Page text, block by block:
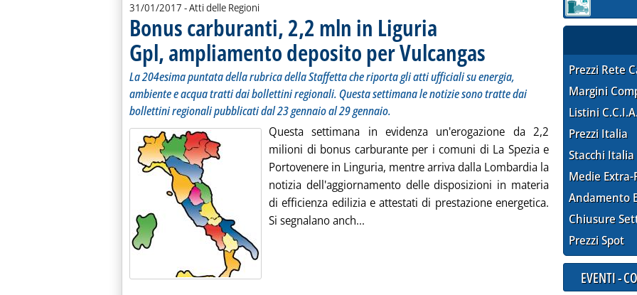
31/01/2017 - Atti delle Regioni
Bonus carburanti, 2,2 mln in Liguria
Gpl, ampliamento deposito per Vulcangas . Sottotitolo: La 204esima puntata della
. Pubblicata martedì 31 gennaio 2017 alle
La 204esima puntata della rubrica della Staffetta che riporta gli atti ufficiali su energia,
ambiente e acqua tratti dai bollettini regionali. Questa settimana le notizie sono tratte dai
bollettini regionali pubblicati dal 23 gennaio al 29 gennaio.
Questa settimana in evidenza un'erogazione da 2,2
milioni di bonus carburante per i comuni di La Spezia e
Portovenere in Linguria, mentre arriva dalla Lombardia la
notizia dell'aggiornamento delle disposizioni in materia
di efficienza edilizia e attestati di prestazione energetica.
Si segnalano anch... Leggi tutta la notizia: 'Bonus carburanti, 2,2 mln in
Sezione:
Prezzi Rete
Margini
Listini
Prezzi Italia
Stacchi Italia
Medie Extra-
Andamento
Chiusure
Prezzi Spot
EVENTI -